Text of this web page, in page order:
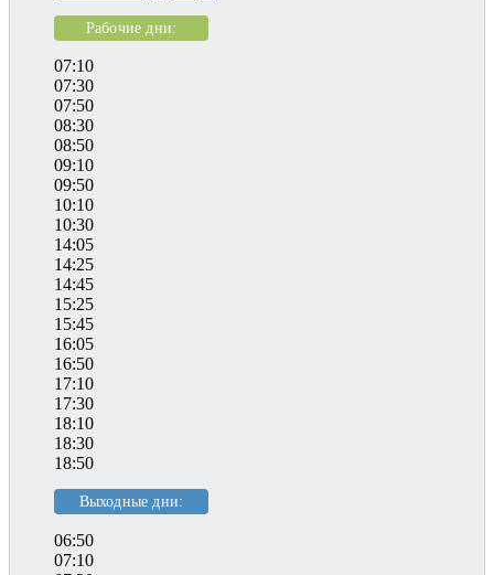
Рабочие дни:
07:10
07:30
07:50
08:30
08:50
09:10
09:50
10:10
10:30
14:05
14:25
14:45
15:25
15:45
16:05
16:50
17:10
17:30
18:10
18:30
18:50
Выходные дни:
06:50
07:10